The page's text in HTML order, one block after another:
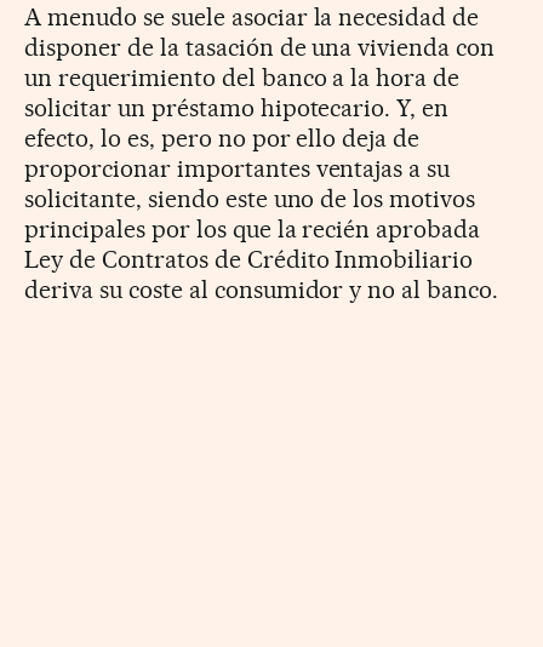
A menudo se suele asociar la necesidad de
disponer de la tasación de una vivienda con
un requerimiento del banco a la hora de
solicitar un préstamo hipotecario. Y, en
efecto, lo es, pero no por ello deja de
proporcionar importantes ventajas a su
solicitante, siendo este uno de los motivos
principales por los que la recién aprobada
Ley de Contratos de Crédito Inmobiliario
deriva su coste al consumidor y no al banco.